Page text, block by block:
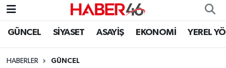
GÜNCEL SİYASET ASAYİŞ EKONOMİ YEREL
HABERLER GÜNCEL
GÜNCEL
SİYASET
Nöbetçi Eczaneler
Hava Durumu